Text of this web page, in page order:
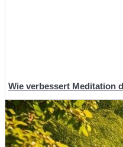
Wie verbessert Meditation